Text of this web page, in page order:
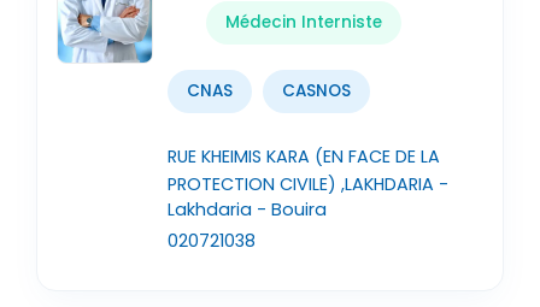
Médecin Interniste
CNAS CASNOS
RUE KHEIMIS KARA (EN FACE DE LA
PROTECTION CIVILE) ,LAKHDARIA -
Lakhdaria - Bouira
020721038